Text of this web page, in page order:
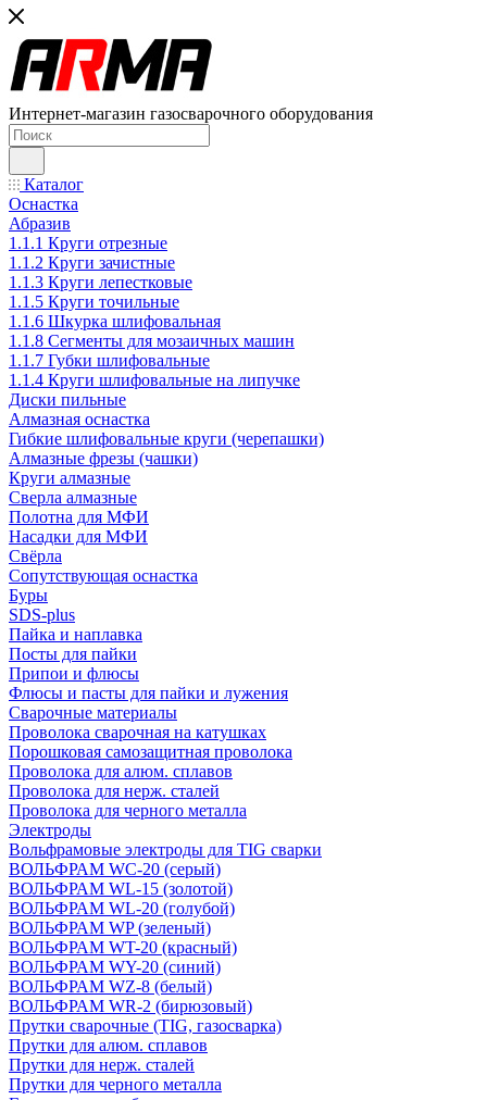
Интернет-магазин газосварочного оборудования
Каталог
Оснастка
Абразив
1.1.1 Круги отрезные
1.1.2 Круги зачистные
1.1.3 Круги лепестковые
1.1.5 Круги точильные
1.1.6 Шкурка шлифовальная
1.1.8 Сегменты для мозаичных машин
1.1.7 Губки шлифовальные
1.1.4 Круги шлифовальные на липучке
Диски пильные
Алмазная оснастка
Гибкие шлифовальные круги (черепашки)
Алмазные фрезы (чашки)
Круги алмазные
Сверла алмазные
Полотна для МФИ
Насадки для МФИ
Свёрла
Сопутствующая оснастка
Буры
SDS-plus
Пайка и наплавка
Посты для пайки
Припои и флюсы
Флюсы и пасты для пайки и лужения
Сварочные материалы
Проволока сварочная на катушках
Порошковая самозащитная проволока
Проволока для алюм. сплавов
Проволока для нерж. сталей
Проволока для черного металла
Электроды
Вольфрамовые электроды для TIG сварки
ВОЛЬФРАМ WC-20 (серый)
ВОЛЬФРАМ WL-15 (золотой)
ВОЛЬФРАМ WL-20 (голубой)
ВОЛЬФРАМ WP (зеленый)
ВОЛЬФРАМ WT-20 (красный)
ВОЛЬФРАМ WY-20 (синий)
ВОЛЬФРАМ WZ-8 (белый)
ВОЛЬФРАМ WR-2 (бирюзовый)
Прутки сварочные (TIG, газосварка)
Прутки для алюм. сплавов
Прутки для нерж. сталей
Прутки для черного металла